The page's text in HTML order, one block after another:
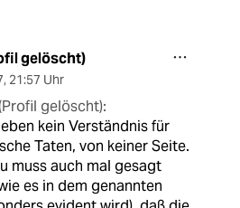
gelöscht)
, 21:57 Uhr
gelöscht):
kein Verständnis für
Taten, von keiner Seite.
muss auch mal gesagt
es in dem genannten